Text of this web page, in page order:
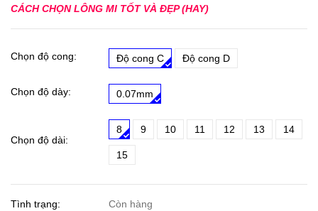
CÁCH CHỌN LÔNG MI TỐT VÀ ĐẸP (HAY)
Chọn độ cong: Độ cong C Độ cong D
Chọn độ dày: 0.07mm
Chọn độ dài:
8 9 10 11 12 13 14
15
Tình trạng: Còn hàng